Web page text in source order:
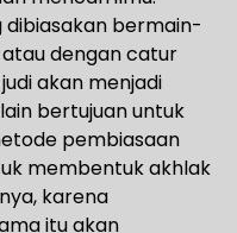
bermain-
dengan catur
akan menjadi
bertujuan untuk
pembiasaan
membentuk akhlak
karena
itu akan